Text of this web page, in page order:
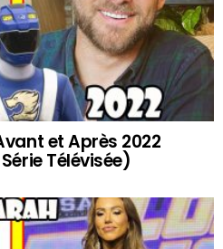
et Après 2022
Télévisée)